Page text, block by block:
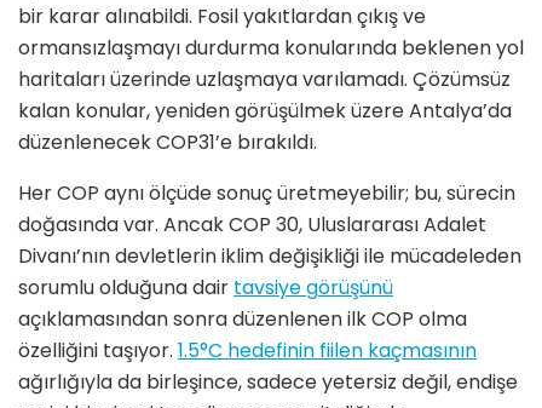
bir karar alınabildi. Fosil yakıtlardan çıkış ve
ormansızlaşmayı durdurma konularında beklenen yol
haritaları üzerinde uzlaşmaya varılamadı. Çözümsüz
kalan konular, yeniden görüşülmek üzere Antalya’da
düzenlenecek COP31’e bırakıldı.
Her COP aynı ölçüde sonuç üretmeyebilir; bu, sürecin
doğasında var. Ancak COP 30, Uluslararası Adalet
Divanı’nın devletlerin iklim değişikliği ile mücadeleden
sorumlu olduğuna dair tavsiye görüşünü
açıklamasından sonra düzenlenen ilk COP olma
özelliğini taşıyor. 1.5°C hedefinin fiilen kaçmasının
ağırlığıyla da birleşince, sadece yetersiz değil, endişe